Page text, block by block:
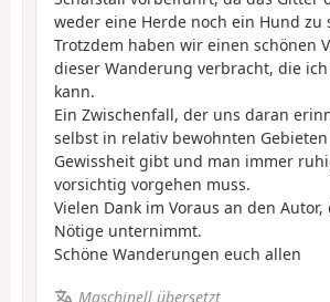
weder eine Herde noch ein Hund zu
Trotzdem haben wir einen schönen
dieser Wanderung verbracht, die
kann.
Ein Zwischenfall, der uns daran
selbst in relativ bewohnten
Gewissheit gibt und man immer
vorsichtig vorgehen muss.
Vielen Dank im Voraus an den Autor,
Nötige unternimmt.
Schöne Wanderungen euch allen
Maschinell übersetzt